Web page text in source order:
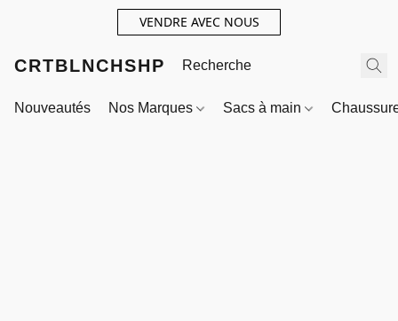
VENDRE AVEC NOUS
CRTBLNCHSHP
Nouveautés Nos Marques Sacs à main